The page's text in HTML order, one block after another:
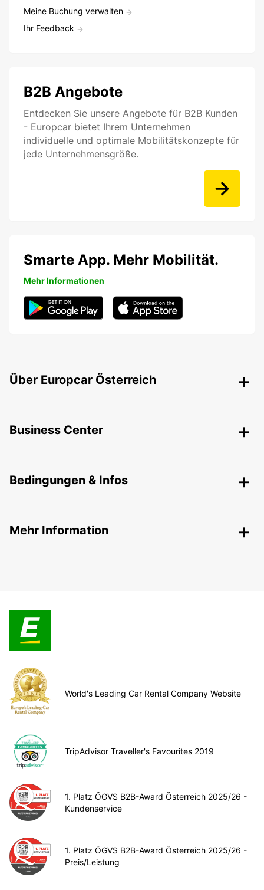
Meine Buchung verwalten
Ihr Feedback
B2B Angebote
Entdecken Sie unsere Angebote für B2B Kunden
- Europcar bietet Ihrem Unternehmen
individuelle und optimale Mobilitätskonzepte für
jede Unternehmensgröße.
Smarte App. Mehr Mobilität.
Mehr Informationen
Über Europcar Österreich
Business Center
Bedingungen & Infos
Mehr Information
World's Leading Car Rental Company Website
TripAdvisor Traveller's Favourites 2019
1. Platz ÖGVS B2B-Award Österreich 2025/26 -
Kundenservice
1. Platz ÖGVS B2B-Award Österreich 2025/26 -
Preis/Leistung